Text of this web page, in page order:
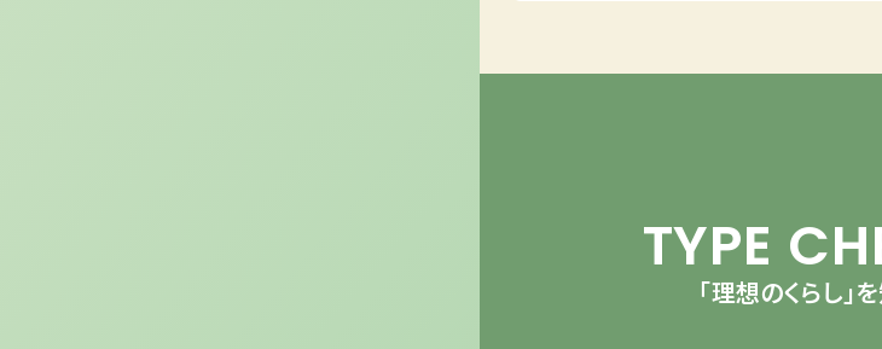
TYPE
「理想のくらし」